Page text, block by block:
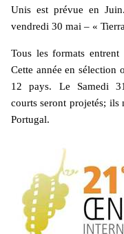
Unis est prévue en
vendredi 30 mai – «
Tous les formats
Cette année en
12 pays. Le Samedi
courts seront projetés;
Portugal.